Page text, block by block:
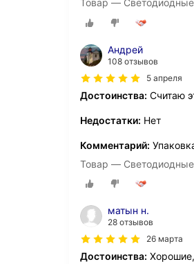
Товар — Светодиодные
Андрей
108 отзывов
5 апреля
Достоинства: Считаю
Недостатки: Нет
Комментарий:
Товар — Светодиодные
матын н.
28 отзывов
26 марта
Достоинства: